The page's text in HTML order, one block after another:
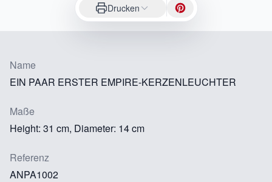
Drucken
Name
EIN PAAR ERSTER EMPIRE-KERZENLEUCHTER
Maße
Height: 31 cm, Diameter: 14 cm
Referenz
ANPA1002